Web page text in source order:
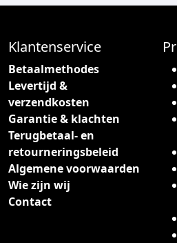
Klantenservice
Betaalmethodes
Levertijd &
verzendkosten
Garantie & klachten
Terugbetaal- en
retourneringsbeleid
Algemene voorwaarden
Wie zijn wij
Contact